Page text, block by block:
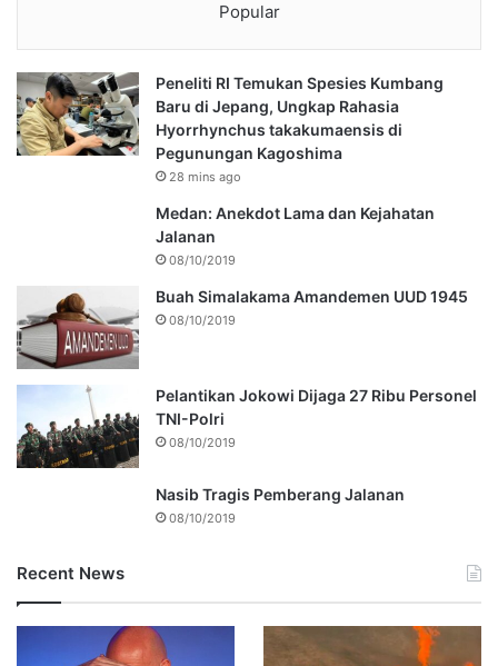
Popular
Peneliti RI Temukan Spesies Kumbang
Baru di Jepang, Ungkap Rahasia
Hyorrhynchus takakumaensis di
Pegunungan Kagoshima
28 mins ago
Medan: Anekdot Lama dan Kejahatan
Jalanan
08/10/2019
Buah Simalakama Amandemen UUD 1945
08/10/2019
Pelantikan Jokowi Dijaga 27 Ribu Personel
TNI-Polri
08/10/2019
Nasib Tragis Pemberang Jalanan
08/10/2019
Recent News